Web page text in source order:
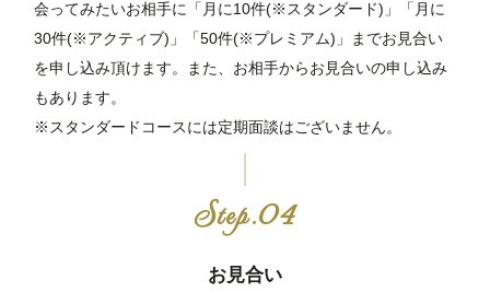
会ってみたいお相手に「月に10件(※スタンダード)」「月に
30件(※アクティブ)」「50件(※プレミアム)」までお見合い
を申し込み頂けます。また、お相手からお見合いの申し込み
もあります。
※スタンダードコースには定期面談はございません。
お見合い